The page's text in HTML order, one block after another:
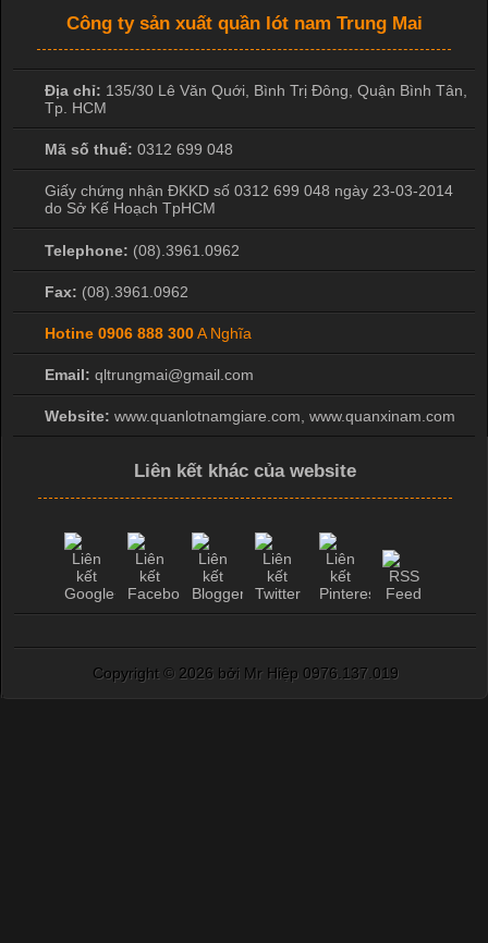
Công ty sản xuất quần lót nam Trung Mai
Địa chỉ: 135/30 Lê Văn Quới, Bình Trị Đông Quận Bình Tân
Tp. HCM
Mã số thuế: 0312 699 048
Giấy chứng nhận ĐKKD số 0312 699 048 ngày 23-03-2014
do Sở Kế Hoạch TpHCM
Telephone: (08).3961.0962
Fax: (08).3961.0962
Hotine 0906 888 300A Nghĩa
Email: qltrungmai@gmail.com
Website: www.quanlotnamgiare.com, www.quanxinam.com
Liên kết khác của website
Copyright © 2026 bởi Mr Hiệp 0976.137.019